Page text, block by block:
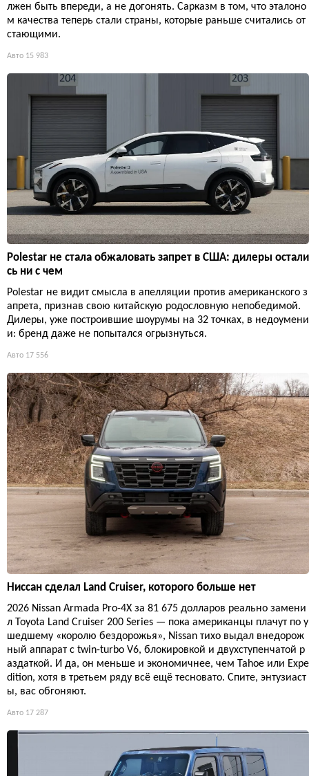
лжен быть впереди, а не догонять. Сарказм в том, что эталоно
м качества теперь стали страны, которые раньше считались от
стающими.
Авто 15 983
Polestar не стала обжаловать запрет в США: дилеры остали
сь ни с чем
Polestar не видит смысла в апелляции против американского з
апрета, признав свою китайскую родословную непобедимой.
Дилеры, уже построившие шоурумы на 32 точках, в недоумени
и: бренд даже не попытался огрызнуться.
Авто 17 556
Ниссан сделал Land Cruiser, которого больше нет
2026 Nissan Armada Pro-4X за 81 675 долларов реально замени
л Toyota Land Cruiser 200 Series — пока американцы плачут по у
шедшему «королю бездорожья», Nissan тихо выдал внедорож
ный аппарат с twin-turbo V6, блокировкой и двухступенчатой р
аздаткой. И да, он меньше и экономичнее, чем Tahoe или Expe
dition, хотя в третьем ряду всё ещё тесновато. Спите, энтузиаст
ы, вас обгоняют.
Авто 17 287